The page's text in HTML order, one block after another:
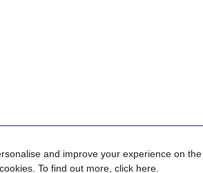
and improve your experience on
To find out more, click here